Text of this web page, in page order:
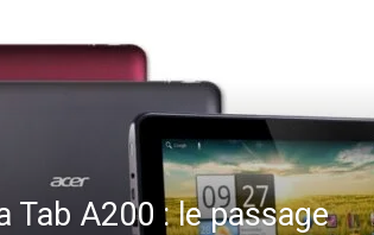
Tab A200 : le passage